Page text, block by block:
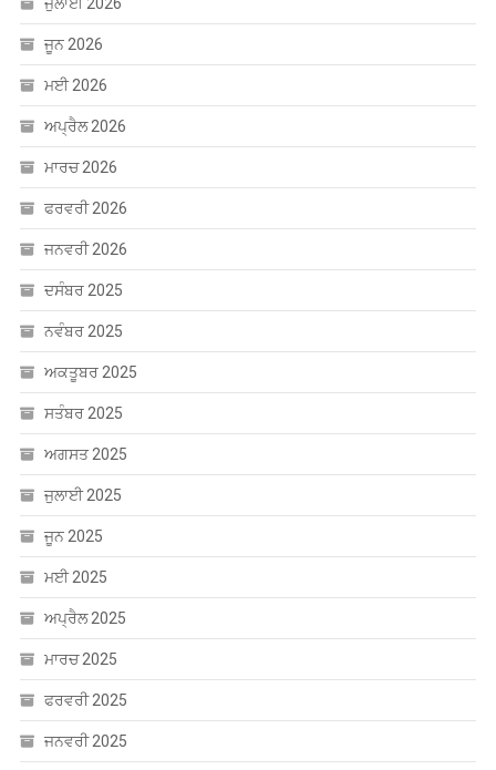
ਜਨਵਰੀ 2026
ਦਸੰਬਰ 2025
ਨਵੰਬਰ 2025
ਅਕਤੂਬਰ 2025
ਸਤੰਬਰ 2025
ਅਗਸਤ 2025
ਜੁਲਾਈ 2025
ਜੂਨ 2025
ਮਈ 2025
ਅਪ੍ਰੈਲ 2025
ਮਾਰਚ 2025
ਫਰਵਰੀ 2025
ਜਨਵਰੀ 2025
ਦਸੰਬਰ 2024
ਨਵੰਬਰ 2024
ਅਕਤੂਬਰ 2024
ਸਤੰਬਰ 2024
ਅਗਸਤ 2024
ਜੁਲਾਈ 2024